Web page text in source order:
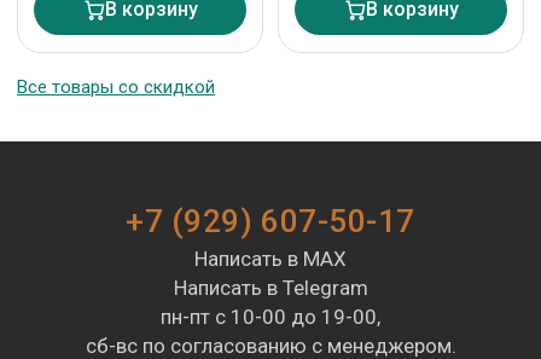
В корзину В корзину
Все товары со скидкой
+7 (929) 607-50-17
Написать в MAX
Написать в Telegram
пн-пт с 10-00 до 19-00,
сб-вс по согласованию с менеджером.